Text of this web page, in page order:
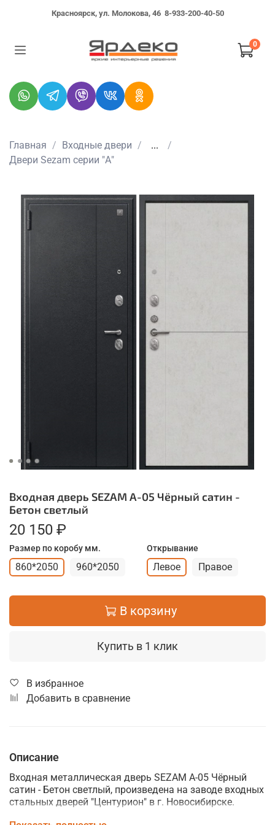
Красноярск, ул. Молокова, 46 8-933-200-40-50
0
Главная Входные двери
...
Двери Sezam серии "А"
Входная дверь SEZAM A-05 Чёрный сатин -
Бетон светлый
20 150 ₽
Размер по коробу мм.
860*2050 960*2050
Открывание
Левое Правое
В корзину
Купить в 1 клик
В избранное
Добавить в сравнение
Описание
Входная металлическая дверь SEZAM A-05 Чёрный
сатин - Бетон светлый, произведена на заводе входных
стальных дверей "Центурион" в г. Новосибирске.